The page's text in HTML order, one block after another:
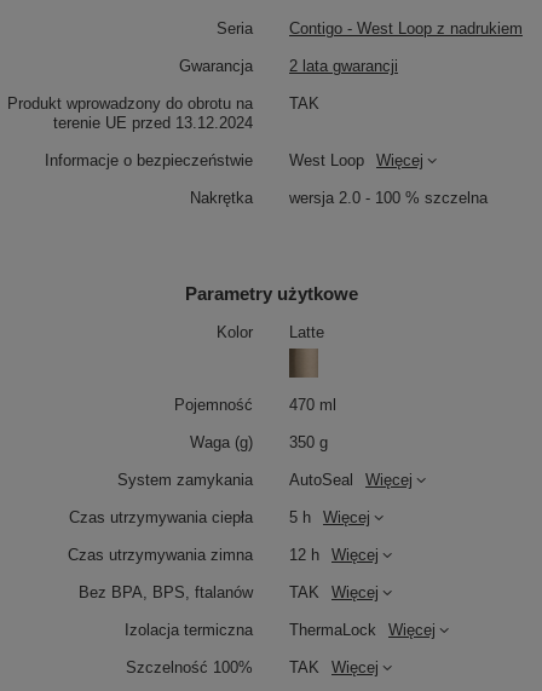
Seria Contigo - West Loop z nadrukiem
Gwarancja 2 lata gwarancji
Produkt wprowadzony do obrotu na
terenie UE przed 13.12.2024
TAK
Informacje o bezpieczeństwie West Loop Więcej
Nakrętka wersja 2.0 - 100 % szczelna
Parametry użytkowe
Kolor Latte
Pojemność 470 ml
Waga (g) 350 g
System zamykania AutoSeal Więcej
Czas utrzymywania ciepła 5 h Więcej
Czas utrzymywania zimna 12 h Więcej
Bez BPA, BPS, ftalanów TAK Więcej
Izolacja termiczna ThermaLock Więcej
Szczelność 100% TAK Więcej